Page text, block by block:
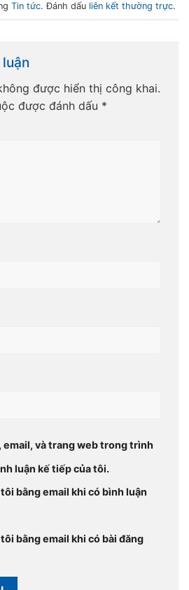
Tin tức. Đánh dấu liên kết thường trực.
được hiển thị công khai.
được đánh dấu *
email, và trang web trong trình
luận kế tiếp của tôi.
bằng email khi có bình luận
bằng email khi có bài đăng